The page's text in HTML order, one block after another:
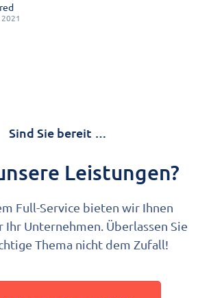
Sind Sie bereit …
Leistungen?
Full-Service bieten wir Ihnen
Ihr Unternehmen. Überlassen Sie
Thema nicht dem Zufall!